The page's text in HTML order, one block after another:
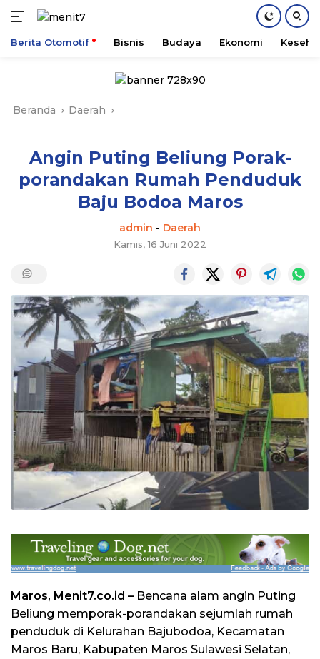
Berita Otomotif Bisnis Budaya Ekonomi
Beranda Daerah
Angin Puting Beliung Porak-
porandakan Rumah Penduduk
Baju Bodoa Maros
admin - Daerah
Kamis, 16 Juni 2022
Maros, Menit7.co.id – Bencana alam angin Puting
Beliung memporak-porandakan sejumlah rumah
penduduk di Kelurahan Bajubodoa, Kecamatan
Maros Baru, Kabupaten Maros Sulawesi Selatan,